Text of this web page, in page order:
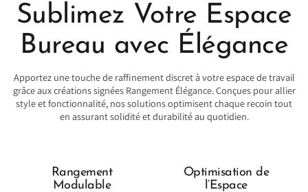
Sublimez Votre Espace
Bureau avec Élégance
Apportez une touche de raffinement discret à votre espace de travail
grâce aux créations signées Rangement Élégance. Conçues pour allier
style et fonctionnalité, nos solutions optimisent chaque recoin tout
en assurant solidité et durabilité au quotidien.
Rangement
Modulable
Optimisation de
l’Espace